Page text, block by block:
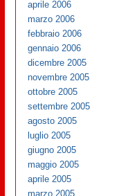
aprile 2006
marzo 2006
febbraio 2006
gennaio 2006
dicembre 2005
novembre 2005
ottobre 2005
settembre 2005
agosto 2005
luglio 2005
giugno 2005
maggio 2005
aprile 2005
marzo 2005